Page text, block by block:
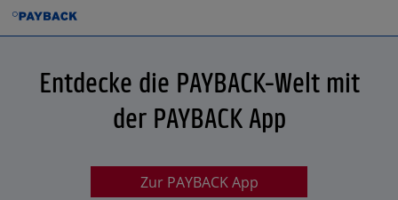
Entdecke die PAYBACK-Welt mit
der PAYBACK App
Zur PAYBACK App